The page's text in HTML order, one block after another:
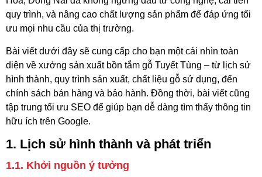
quy trình, và nâng cao chất lượng sản phẩm để đáp ứng tối
ưu mọi nhu cầu của thị trường.
Bài viết dưới đây sẽ cung cấp cho bạn một cái nhìn toàn
diện về xưởng sản xuất bồn tắm gỗ Tuyết Tùng – từ lịch sử
hình thành, quy trình sản xuất, chất liệu gỗ sử dụng, đến
chính sách bán hàng và bảo hành. Đồng thời, bài viết cũng
tập trung tối ưu SEO để giúp bạn dễ dàng tìm thấy thông tin
hữu ích trên Google.
1. Lịch sử hình thành và phát triển
1.1. Khởi nguồn ý tưởng